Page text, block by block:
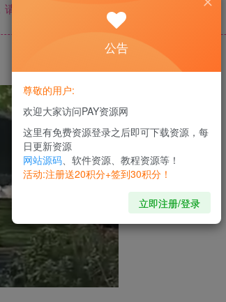
登录后查看
公告
尊敬的用户:
欢迎大家访问PAY资源网
这里有免费资源登录之后即可下载资源，每
日更新资源
网站源码、软件资源、教程资源等！
活动:注册送20积分+签到30积分！
立即注册/登录